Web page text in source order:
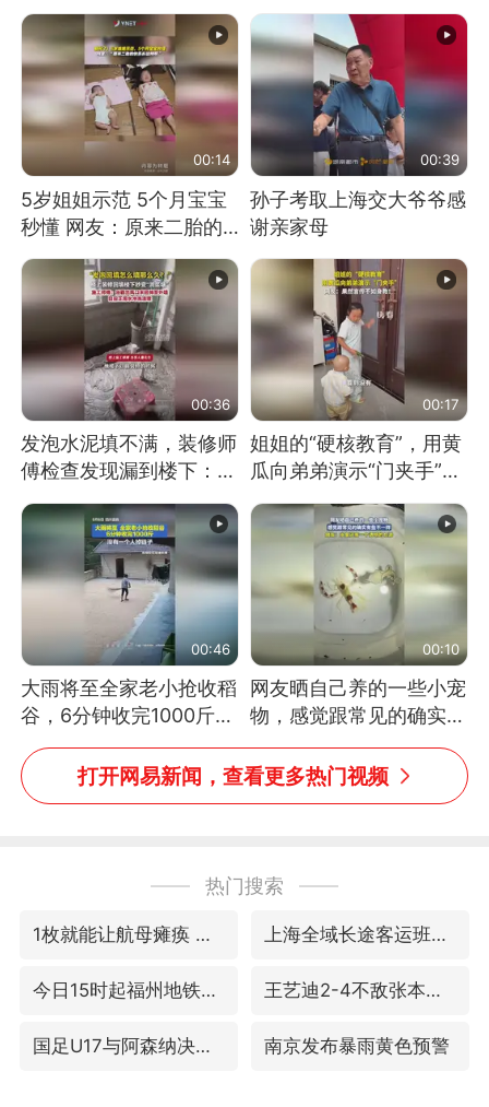
00:14
5岁姐姐示范 5个月宝宝
秒懂 网友：原来二胎的
快乐长这样
00:39
孙子考取上海交大爷爷感
谢亲家母
00:36
发泡水泥填不满，装修师
傅检查发现漏到楼下：出
风口未延伸到外墙
00:17
姐姐的“硬核教育”，用黄
瓜向弟弟演示“门夹手”，
网友：果然言传不如身
教！
00:46
大雨将至全家老小抢收稻
谷，6分钟收完1000斤，
没有一个人掉链子
00:10
网友晒自己养的一些小宠
物，感觉跟常见的确实有
些不一样
打开网易新闻，查看更多热门视频
热门搜索
1枚就能让航母瘫痪 轰-6J实力有多强 上海全域长途客运班次全部停运
今日15时起福州地铁高架区段停运 王艺迪2-4不敌张本美和止步4强
国足U17与阿森纳决赛取消 并列冠军 南京发布暴雨黄色预警